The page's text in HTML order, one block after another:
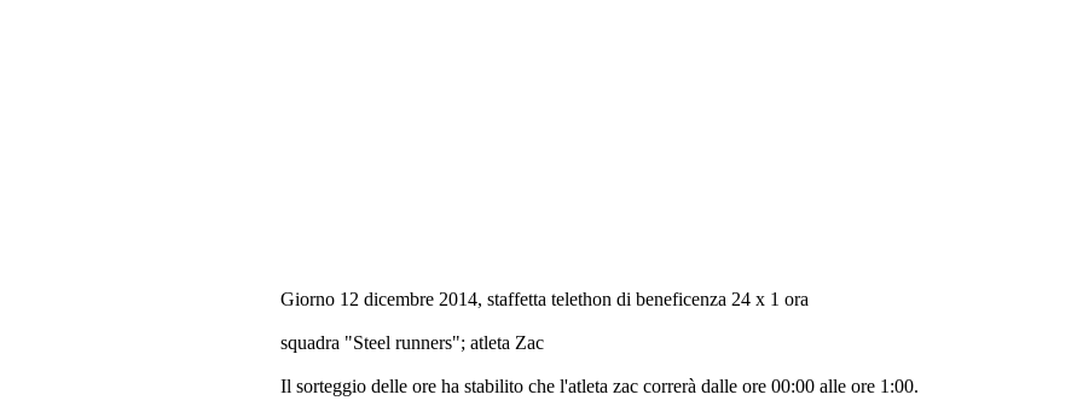
Giorno 12 dicembre 2014, staffetta telethon di beneficenza 24 x 1 ora
squadra "Steel runners"; atleta Zac
Il sorteggio delle ore ha stabilito che l'atleta zac correrà dalle ore 00:00 alle ore 1:00.